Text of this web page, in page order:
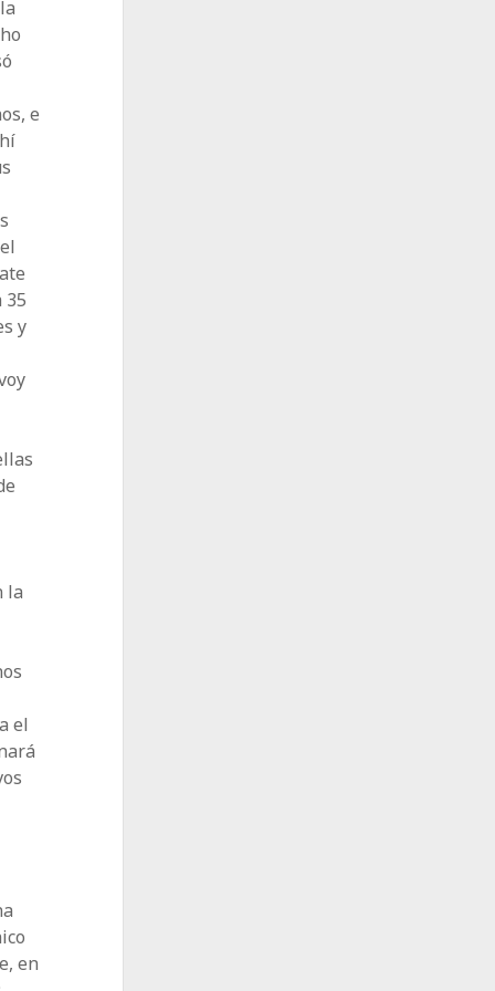
e
35
y
la
el
en